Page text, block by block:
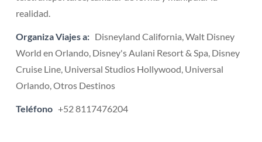
realidad.
Organiza Viajes a: Disneyland California, Walt Disney
World en Orlando, Disney's Aulani Resort & Spa, Disney
Cruise Line, Universal Studios Hollywood, Universal
Orlando, Otros Destinos
Teléfono +52 8117476204